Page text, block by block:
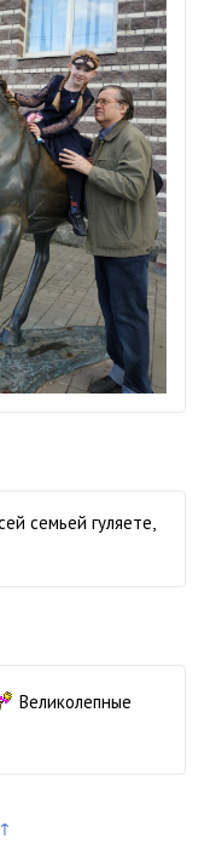
семьей гуляете,
Великолепные
↑